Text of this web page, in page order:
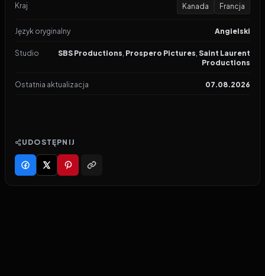
Kraj Kanada Francja
Język oryginalny Angielski
Studio SBS Productions, Prospero Pictures, Saint Laurent
Productions
Ostatnia aktualizacja 07.08.2026
UDOSTĘPNIJ